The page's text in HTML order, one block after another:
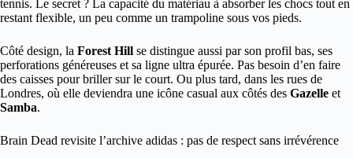
tennis. Le secret ? La capacité du matériau à absorber les chocs tout en
restant flexible, un peu comme un trampoline sous vos pieds.
Côté design, la Forest Hill se distingue aussi par son profil bas, ses
perforations généreuses et sa ligne ultra épurée. Pas besoin d’en faire
des caisses pour briller sur le court. Ou plus tard, dans les rues de
Londres, où elle deviendra une icône casual aux côtés des Gazelle et
Samba.
Brain Dead revisite l’archive adidas : pas de respect sans irrévérence